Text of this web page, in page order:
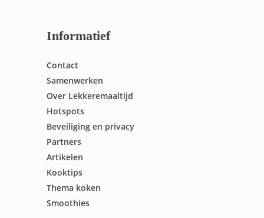
Informatief
Contact
Samenwerken
Over Lekkeremaaltijd
Hotspots
Beveiliging en privacy
Partners
Artikelen
Kooktips
Thema koken
Smoothies